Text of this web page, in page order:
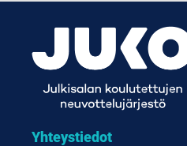
Yhteystiedot